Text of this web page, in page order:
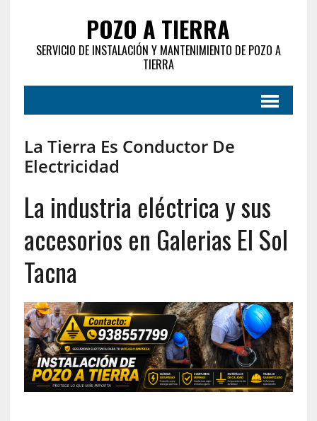
POZO A TIERRA
SERVICIO DE INSTALACIÓN Y MANTENIMIENTO DE POZO A
TIERRA
La Tierra Es Conductor De
Electricidad
La industria eléctrica y sus
accesorios en Galerias El Sol
Tacna